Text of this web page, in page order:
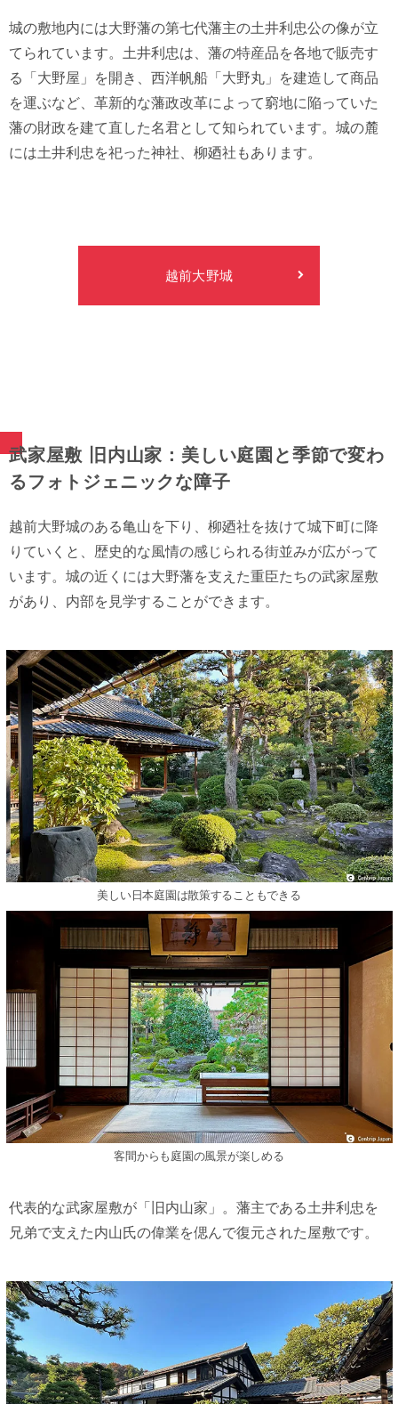
城の敷地内には大野藩の第七代藩主の土井利忠公の像が立
てられています。土井利忠は、藩の特産品を各地で販売す
る「大野屋」を開き、西洋帆船「大野丸」を建造して商品
を運ぶなど、革新的な藩政改革によって窮地に陥っていた
藩の財政を建て直した名君として知られています。城の麓
には土井利忠を祀った神社、柳廼社もあります。
越前⼤野城
武家屋敷 旧内山家：美しい庭園と季節で変わ
るフォトジェニックな障子
越前大野城のある亀山を下り、柳廼社を抜けて城下町に降
りていくと、歴史的な風情の感じられる街並みが広がって
います。城の近くには大野藩を支えた重臣たちの武家屋敷
があり、内部を見学することができます。
美しい日本庭園は散策することもできる
客間からも庭園の風景が楽しめる
代表的な武家屋敷が「旧内山家」。藩主である土井利忠を
兄弟で支えた内山氏の偉業を偲んで復元された屋敷です。